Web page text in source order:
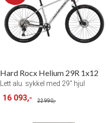
Hard Rocx Helium 29R 1x12
Lett alu. sykkel med 29" hjul
16 093,- 22 990,-